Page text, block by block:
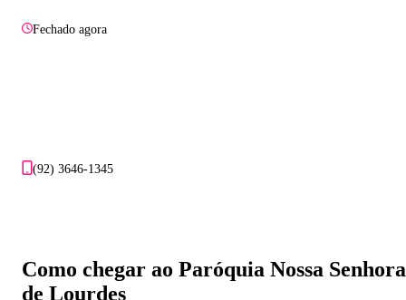
Fechado agora
(92) 3646-1345
Como chegar ao Paróquia Nossa Senhora
de Lourdes